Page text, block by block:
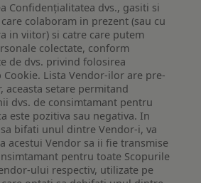
Confidențialitatea dvs., gasiti si
colaboram in prezent (sau cu
in viitor) si catre care putem
colectate, conform
de dvs. privind folosirea
Lista Vendor-ilor are pre-
aceasta setare permitand
dvs. de consimtamant pentru
este pozitiva sau negativa. In
bifati unul dintre Vendor-i, va
acestui Vendor sa ii fie transmise
pentru toate Scopurile
ului respectiv, utilizate pe